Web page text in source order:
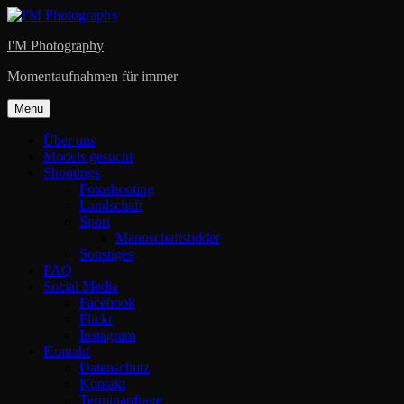
Skip
content
I'M Photography
Momentaufnahmen für immer
Menu
Über uns
Models gesucht
Shootings
Fotoshooting
Landschaft
Sport
Mannschaftsbilder
Sonstiges
FAQ
Social Media
Facebook
Flickr
Instagram
Kontakt
Datenschutz
Kontakt
Terminanfrage